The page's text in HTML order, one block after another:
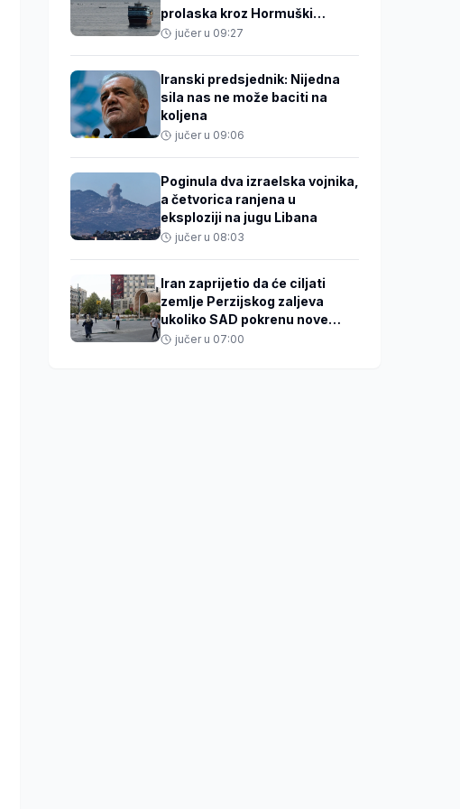
prolaska kroz Hormuški
moreuz
jučer u 09:27
Iranski predsjednik: Nijedna
sila nas ne može baciti na
koljena
jučer u 09:06
Poginula dva izraelska vojnika,
a četvorica ranjena u
eksploziji na jugu Libana
jučer u 08:03
Iran zaprijetio da će ciljati
zemlje Perzijskog zaljeva
ukoliko SAD pokrenu nove
napade
jučer u 07:00